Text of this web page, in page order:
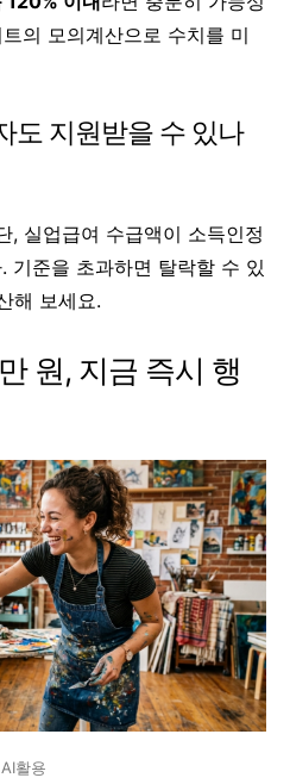
의 모의계산으로 수치를 미
도 지원받을 수 있나
, 실업급여 수급액이 소득인정
기준을 초과하면 탈락할 수 있
해 보세요.
원, 지금 즉시 행
AI활용